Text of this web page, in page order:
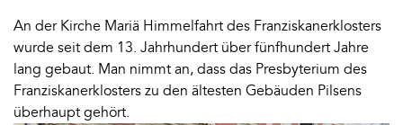
An der Kirche Mariä Himmelfahrt des Franziskanerklosters
wurde seit dem 13. Jahrhundert über fünfhundert Jahre
lang gebaut. Man nimmt an, dass das Presbyterium des
Franziskanerklosters zu den ältesten Gebäuden Pilsens
überhaupt gehört.